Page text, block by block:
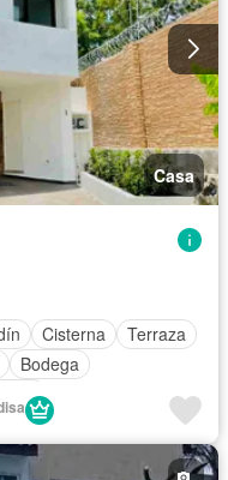
Casa
Cisterna
Terraza
Bodega
Caseta de vigilancia
Sin amueblar